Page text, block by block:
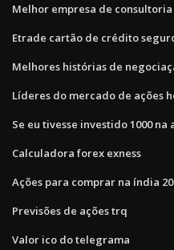
Melhor empresa de
Etrade cartão de crédito
Melhores histórias de
Líderes do mercado de ações
Se eu tivesse investido 1000 na
Calculadora forex exness
Ações para comprar na índia
Previsões de ações trq
Valor ico do telegrama